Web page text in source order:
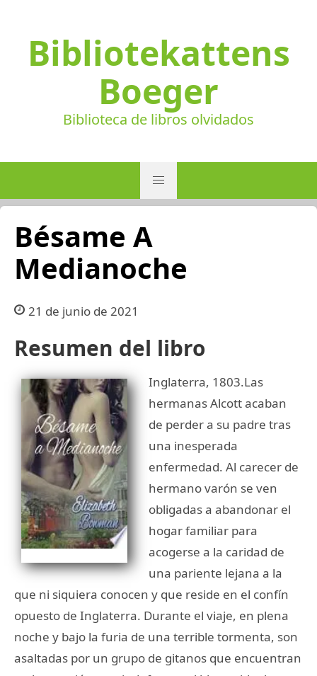
Bibliotekattens
Boeger
Biblioteca de libros olvidados
Bésame A
Medianoche
21 de junio de 2021
Resumen del libro
Inglaterra, 1803.Las
hermanas Alcott acaban
de perder a su padre tras
una inesperada
enfermedad. Al carecer de
hermano varón se ven
obligadas a abandonar el
hogar familiar para
acogerse a la caridad de
una pariente lejana a la
que ni siquiera conocen y que reside en el confín
opuesto de Inglaterra. Durante el viaje, en plena
noche y bajo la furia de una terrible tormenta, son
asaltadas por un grupo de gitanos que encuentran